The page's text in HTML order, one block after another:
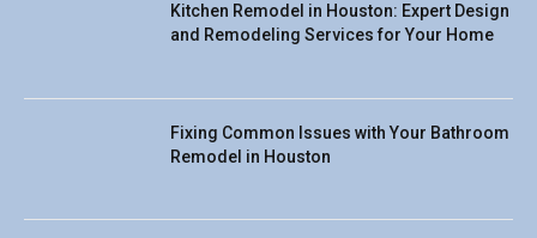
Kitchen Remodel in Houston: Expert Design
and Remodeling Services for Your Home
Fixing Common Issues with Your Bathroom
Remodel in Houston